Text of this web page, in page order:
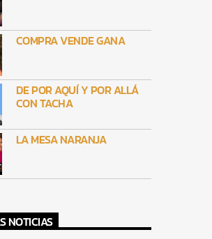
COMPRA VENDE GANA
DE POR AQUÍ Y POR ALLÁ
CON TACHA
LA MESA NARANJA
NOTICIAS